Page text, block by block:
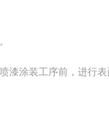
漆涂装工序前，进行表